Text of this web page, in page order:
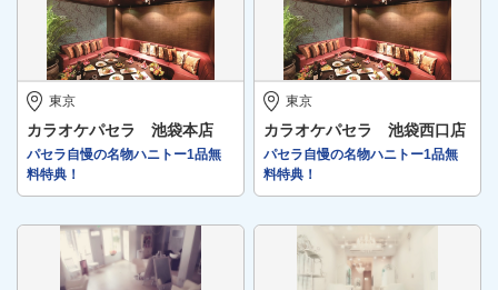
東京
カラオケパセラ 池袋本店
パセラ自慢の名物ハニトー1品無
料特典！
東京
カラオケパセラ 池袋西口店
パセラ自慢の名物ハニトー1品無
料特典！